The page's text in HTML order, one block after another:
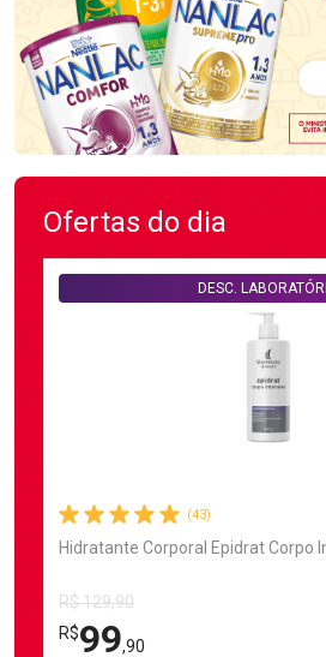
Ofertas do dia
(43)
Hidratante Corporal Epidrat Corpo
DESC.
R$ 129,90
R$99,90